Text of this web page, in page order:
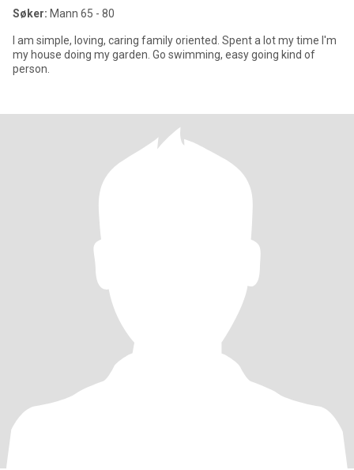
Søker: Mann 65 - 80
I am simple, loving, caring family oriented. Spent a lot my time I'm
my house doing my garden. Go swimming, easy going kind of
person.